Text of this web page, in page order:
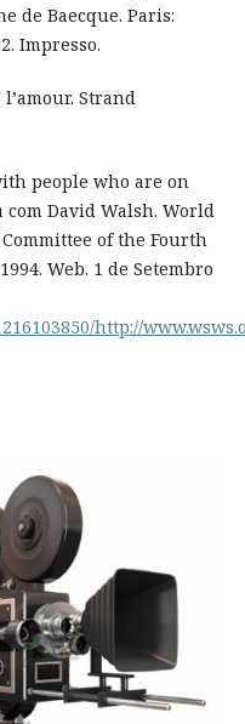
de Baecque. Paris:
Impresso.
Strand
people who are on
David Walsh. World
of the Fourth
Web. 1 de Setembro
http://